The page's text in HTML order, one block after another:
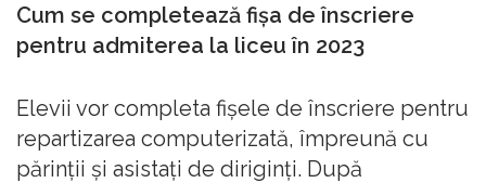
Cum se completează fișa de înscriere
pentru admiterea la liceu în 2023
Elevii vor completa fișele de înscriere pentru
repartizarea computerizată, împreună cu
părinții și asistați de diriginți. După